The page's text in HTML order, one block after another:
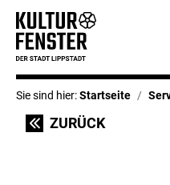
Sie sind hier:Startseite
ZURÜCK